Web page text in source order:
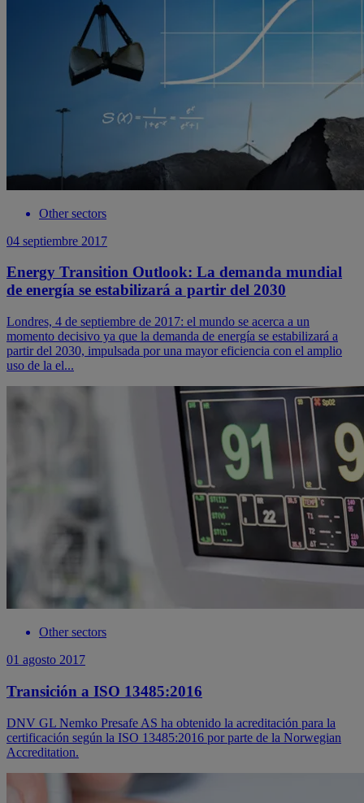
Other sectors
04 septiembre 2017
Energy Transition Outlook: La demanda mundial
de energía se estabilizará a partir del 2030
Londres, 4 de septiembre de 2017: el mundo se acerca a un
momento decisivo ya que la demanda de energía se estabilizará a
partir del 2030, impulsada por una mayor eficiencia con el amplio
uso de la el...
Other sectors
01 agosto 2017
Transición a ISO 13485:2016
DNV GL Nemko Presafe AS ha obtenido la acreditación para la
certificación según la ISO 13485:2016 por parte de la Norwegian
Accreditation.